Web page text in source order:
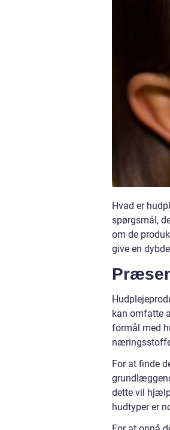
Hvad er
spørgsmål,
om de
give en
kan omfatte
formål med
For at finde
dette vil
hudtyper er